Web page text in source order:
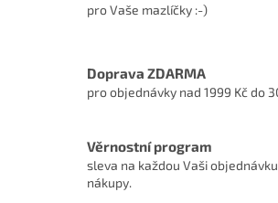
pro Vaše mazlíčky :-)
Doprava ZDARMA
pro objednávky nad 1999 Kč do
Věrnostní program
sleva na každou Vaši
nákupy.